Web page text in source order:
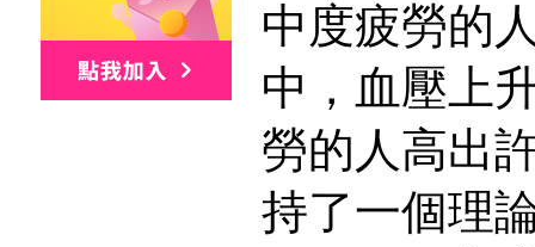
中度疲勞的
中，血壓上
勞的人高出
持了一個理